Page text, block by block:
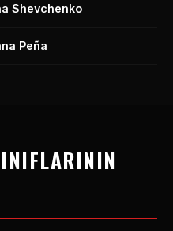
Shevchenko
Peña